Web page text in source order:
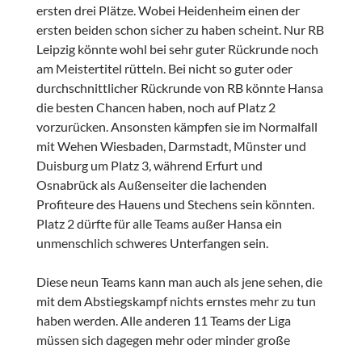
ersten drei Plätze. Wobei Heidenheim einen der
ersten beiden schon sicher zu haben scheint. Nur RB
Leipzig könnte wohl bei sehr guter Rückrunde noch
am Meistertitel rütteln. Bei nicht so guter oder
durchschnittlicher Rückrunde von RB könnte Hansa
die besten Chancen haben, noch auf Platz 2
vorzurücken. Ansonsten kämpfen sie im Normalfall
mit Wehen Wiesbaden, Darmstadt, Münster und
Duisburg um Platz 3, während Erfurt und
Osnabrück als Außenseiter die lachenden
Profiteure des Hauens und Stechens sein könnten.
Platz 2 dürfte für alle Teams außer Hansa ein
unmenschlich schweres Unterfangen sein.
Diese neun Teams kann man auch als jene sehen, die
mit dem Abstiegskampf nichts ernstes mehr zu tun
haben werden. Alle anderen 11 Teams der Liga
müssen sich dagegen mehr oder minder große